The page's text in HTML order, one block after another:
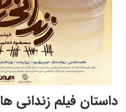
داستان فیلم زندانی ها